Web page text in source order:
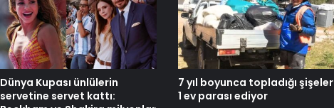
Dünya Kupası ünlülerin
servetine servet kattı:
7 yıl boyunca topladığı şişeler
1 ev parası ediyor